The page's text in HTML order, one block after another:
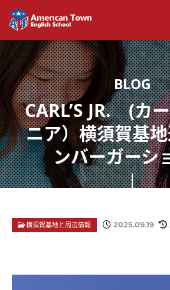
CARL’S JR. (カ
ニア）横須賀基
ンバーガーシ
横須賀基地と周辺情報 2025.09.19